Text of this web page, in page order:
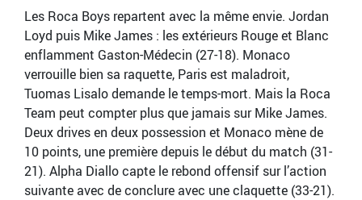
Les Roca Boys repartent avec la même envie. Jordan
Loyd puis Mike James : les extérieurs Rouge et Blanc
enflamment Gaston-Médecin (27-18). Monaco
verrouille bien sa raquette, Paris est maladroit,
Tuomas Lisalo demande le temps-mort. Mais la Roca
Team peut compter plus que jamais sur Mike James.
Deux drives en deux possession et Monaco mène de
10 points, une première depuis le début du match (31-
21). Alpha Diallo capte le rebond offensif sur l’action
suivante avec de conclure avec une claquette (33-21).